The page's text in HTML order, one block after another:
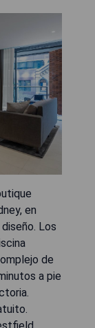
en
Los
de
a pie